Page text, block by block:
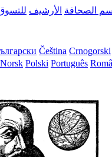
الصحافة الأرشيف
Čeština Crnogorski
Norsk Polski Português